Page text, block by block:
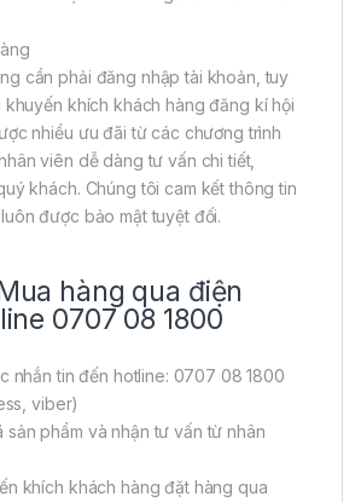
cần phải đăng nhập tài khoản, tuy
khích khách hàng đăng kí hội
nhiều ưu đãi từ các chương trình
viên dễ dàng tư vấn chi tiết,
khách. Chúng tôi cam kết thông tin
được bảo mật tuyệt đối.
hàng qua điện
0707 08 1800
nhắn tin đến hotline: 0707 08 1800
viber)
sản phẩm và nhận tư vấn từ nhân
khích khách hàng đặt hàng qua